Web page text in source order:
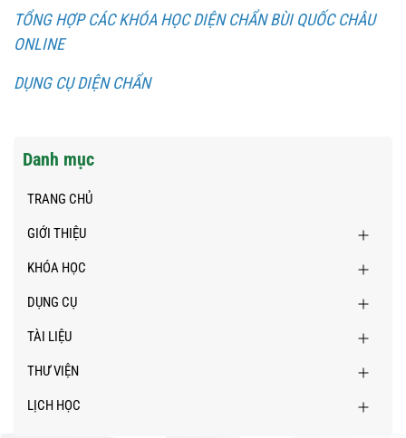
TỔNG HỢP CÁC KHÓA HỌC DIỆN CHẨN BÙI QUỐC CHÂU
ONLINE
DỤNG CỤ DIỆN CHẨN
Danh mục
TRANG CHỦ
GIỚI THIỆU
KHÓA HỌC
DỤNG CỤ
TÀI LIỆU
THƯ VIỆN
LỊCH HỌC